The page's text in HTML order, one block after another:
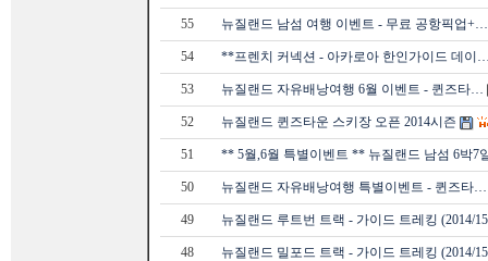
55 뉴질랜드 남섬 여행 이벤트 - 무료 공항픽업+…
54 **프렌치 커넥션 - 아카로아 한인가이드 데이
53 뉴질랜드 자유배낭여행 6월 이벤트 - 퀸즈타…
52 뉴질랜드 퀸즈타운 스키장 오픈 2014시즌
51 ** 5월,6월 특별이벤트 ** 뉴질랜드 남섬 6박7
50 뉴질랜드 자유배낭여행 특별이벤트 - 퀸즈타…
49 뉴질랜드 루트번 트랙 - 가이드 트레킹 (2014/
48 뉴질랜드 밀포드 트랙 - 가이드 트레킹 (2014/